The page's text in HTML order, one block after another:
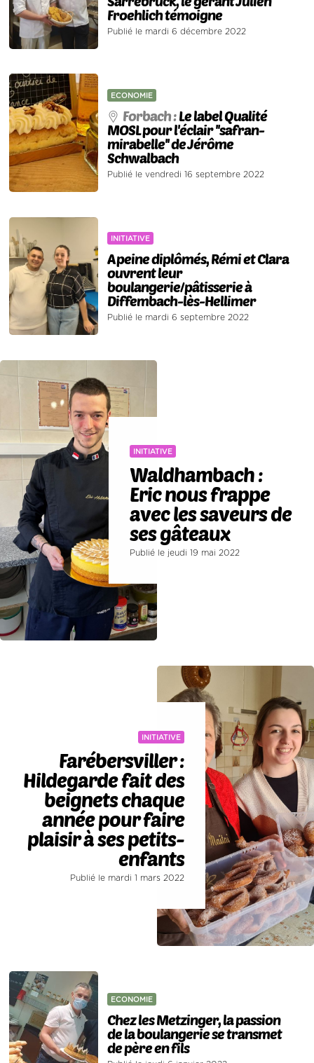
Froehlich témoigne
Publié le mardi 6 décembre 2022
ECONOMIE
Forbach :Le label Qualité
MOSL pour l'éclair ''safran-
mirabelle'' de Jérôme
Schwalbach
Publié le vendredi 16 septembre 2022
INITIATIVE
A peine diplômés, Rémi et Clara
ouvrent leur
boulangerie/pâtisserie à
Diffembach-lès-Hellimer
Publié le mardi 6 septembre 2022
INITIATIVE
Waldhambach :
Eric nous frappe
avec les saveurs de
ses gâteaux
Publié le jeudi 19 mai 2022
INITIATIVE
Farébersviller :
Hildegarde fait des
beignets chaque
année pour faire
plaisir à ses petits-
enfants
Publié le mardi 1 mars 2022
ECONOMIE
Chez les Metzinger, la passion
de la boulangerie se transmet
de père en fils